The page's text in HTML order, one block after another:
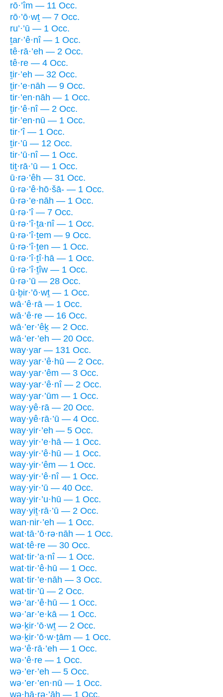
rō·’îm — 11 Occ.
rō·’ō·wṯ — 7 Occ.
ru’·’ū — 1 Occ.
ṯar·’ê·nî — 1 Occ.
tê·rā·’eh — 2 Occ.
tê·re — 4 Occ.
ṯir·’eh — 32 Occ.
ṯir·’e·nāh — 9 Occ.
tir·’en·nāh — 1 Occ.
ṯir·’ê·nî — 2 Occ.
tir·’en·nū — 1 Occ.
tir·’î — 1 Occ.
ṯir·’ū — 12 Occ.
tir·’ū·nî — 1 Occ.
tiṯ·rā·’ū — 1 Occ.
ū·rə·’êh — 31 Occ.
ū·rə·’ê·hō·šā- — 1 Occ.
ū·rə·’e·nāh — 1 Occ.
ū·rə·’î — 7 Occ.
ū·rə·’î·ṯa·nî — 1 Occ.
ū·rə·’î·ṯem — 9 Occ.
ū·rə·’î·ṯen — 1 Occ.
ū·rə·’î·ṯî·hā — 1 Occ.
ū·rə·’î·ṯîw — 1 Occ.
ū·rə·’ū — 28 Occ.
ū·ḇir·’ō·wṯ — 1 Occ.
wā·’ê·rā — 1 Occ.
wā·’ê·re — 16 Occ.
wā·’er·’êḵ — 2 Occ.
wā·’er·’eh — 20 Occ.
way·yar — 131 Occ.
way·yar·’ê·hū — 2 Occ.
way·yar·’êm — 3 Occ.
way·yar·’ê·nî — 2 Occ.
way·yar·’ūm — 1 Occ.
way·yê·rā — 20 Occ.
way·yê·rā·’ū — 4 Occ.
way·yir·’eh — 5 Occ.
way·yir·’e·hā — 1 Occ.
way·yir·’ê·hū — 1 Occ.
way·yir·’êm — 1 Occ.
way·yir·’ê·nî — 1 Occ.
way·yir·’ū — 40 Occ.
way·yir·’u·hū — 1 Occ.
way·yiṯ·rā·’ū — 2 Occ.
wan·nir·’eh — 1 Occ.
wat·tā·’ō·rə·nāh — 1 Occ.
wat·tê·re — 30 Occ.
wat·tir·’a·nî — 1 Occ.
wat·tir·’ê·hū — 1 Occ.
wat·tir·’e·nāh — 3 Occ.
wat·tir·’ū — 2 Occ.
wə·’ar·’ê·hū — 1 Occ.
wə·’ar·’e·kā — 1 Occ.
wə·ḵir·’ō·wṯ — 2 Occ.
wə·ḵir·’ō·w·ṯām — 1 Occ.
wə·’ê·rā·’eh — 1 Occ.
wə·’ê·re — 1 Occ.
wə·’er·’eh — 5 Occ.
wə·’er·’en·nū — 1 Occ.
wə·hā·rə·’āh — 1 Occ.